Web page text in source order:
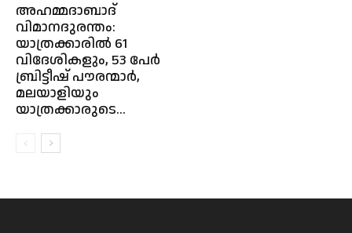
അഹമ്മദാബാദ്
വിമാനദുരന്തം:
യാത്രക്കാരിൽ 61
വിദേശികളും, 53 പേർ
ബ്രിട്ടീഷ് പൗരന്മാർ,
മലയാളിയും
യാത്രക്കാരുടെ...